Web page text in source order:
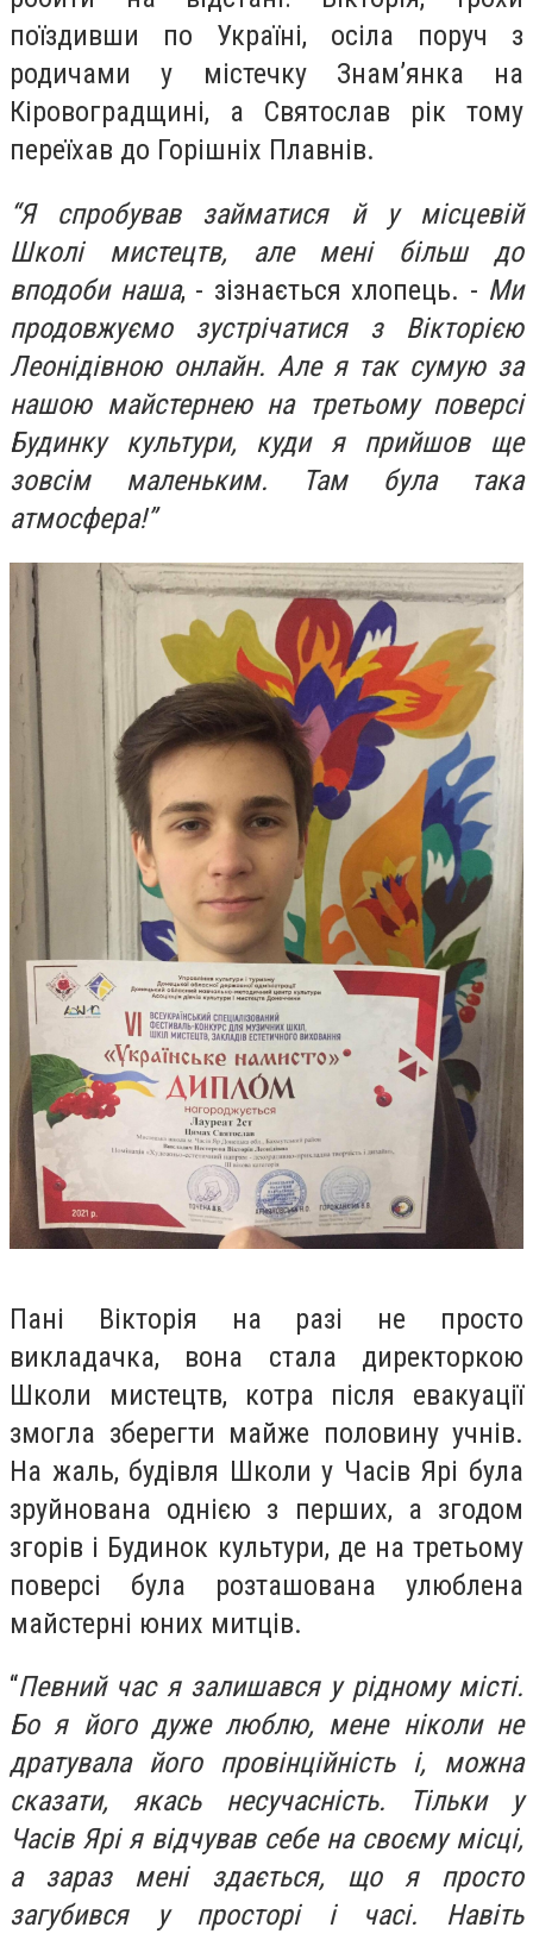
поїздивши по Україні, осіла поруч з
родичами у містечку Знам’янка на
Кіровоградщині, а Святослав рік тому
переїхав до Горішніх Плавнів.
“Я спробував займатися й у місцевій
Школі мистецтв, але мені більш до
вподоби наша, - зізнається хлопець. - Ми
продовжуємо зустрічатися з Вікторією
Леонідівною онлайн. Але я так сумую за
нашою майстернею на третьому поверсі
Будинку культури, куди я прийшов ще
зовсім маленьким. Там була така
атмосфера!”
Пані Вікторія на разі не просто
викладачка, вона стала директоркою
Школи мистецтв, котра після евакуації
змогла зберегти майже половину учнів.
На жаль, будівля Школи у Часів Ярі була
зруйнована однією з перших, а згодом
згорів і Будинок культури, де на третьому
поверсі була розташована улюблена
майстерні юних митців.
“Певний час я залишався у рідному місті.
Бо я його дуже люблю, мене ніколи не
дратувала його провінційність і, можна
сказати, якась несучасність. Тільки у
Часів Ярі я відчував себе на своєму місці,
а зараз мені здається, що я просто
загубився у просторі і часі. Навіть